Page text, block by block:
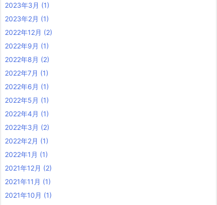
2023年3月 (1)
2023年2月 (1)
2022年12月 (2)
2022年9月 (1)
2022年8月 (2)
2022年7月 (1)
2022年6月 (1)
2022年5月 (1)
2022年4月 (1)
2022年3月 (2)
2022年2月 (1)
2022年1月 (1)
2021年12月 (2)
2021年11月 (1)
2021年10月 (1)